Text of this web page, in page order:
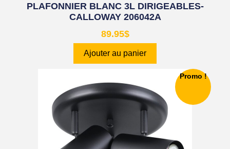
PLAFONNIER BLANC 3L DIRIGEABLES-
CALLOWAY 206042A
89.95$
Ajouter au panier
Promo !